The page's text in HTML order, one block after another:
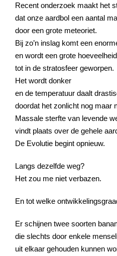
Recent onderzoek maakt het
dat onze aardbol een aantal
door een grote meteoriet.
Bij zo’n inslag komt een
en wordt een grote
tot in de stratosfeer geworpen.
Het wordt donker
en de temperatuur daalt
doordat het zonlicht nog maar
Massale sterfte van levende
vindt plaats over de gehele
De Evolutie begint opnieuw.
Langs dezelfde weg?
Het zou me niet verbazen.
En tot welke
Er schijnen twee soorten
die slechts door enkele
uit elkaar gehouden kunnen